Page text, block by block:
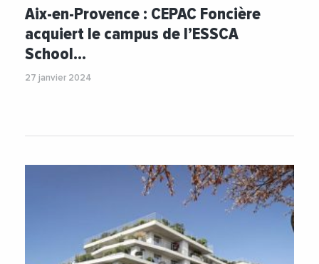
#CaisseEpargneCEPAC
#Cogedim
#ESSCASchoolOfManagement
#Foncier
#Immobilier
Aix-en-Provence : CEPAC Foncière
acquiert le campus de l’ESSCA
School…
27 janvier 2024